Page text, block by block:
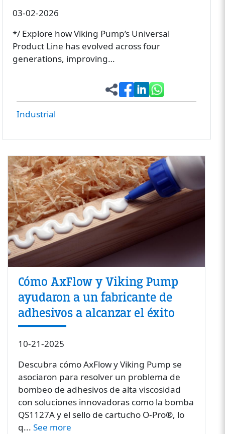
Industrial
03-02-2026
*/ Explore how Viking Pump’s Universal
Product Line has evolved across four
generations, improving…
Cómo AxFlow y Viking Pump
ayudaron a un fabricante de
adhesivos a alcanzar el éxito
10-21-2025
Descubra cómo AxFlow y Viking Pump se
asociaron para resolver un problema de
bombeo de adhesivos de alta viscosidad
con soluciones innovadoras como la bomba
QS1127A y el sello de cartucho O-Pro®, lo
q... See more